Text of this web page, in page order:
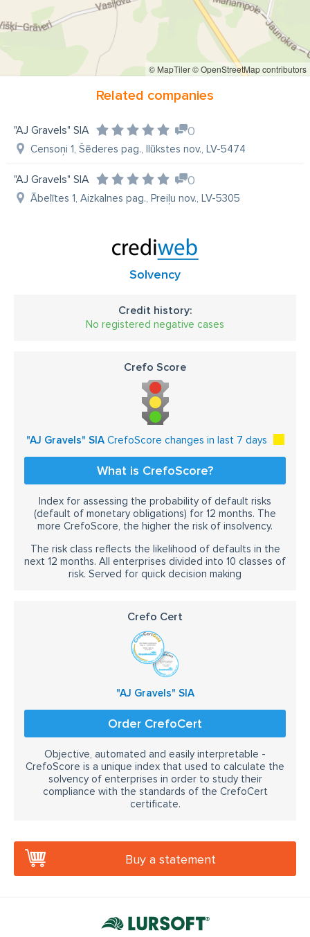
© MapTiler© OpenStreetMap contributors
Related companies
"AJ Gravels" SIA 0
Censoņi 1, Šēderes pag., Ilūkstes nov., LV-5474
"AJ Gravels" SIA 0
Ābelītes 1, Aizkalnes pag., Preiļu nov., LV-5305
Solvency
Credit history:
No registered negative cases
Crefo Score
"AJ Gravels" SIACrefoScore changes in last 7 days
What is CrefoScore?
Index for assessing the probability of default risks
(default of monetary obligations) for 12 months. The
more CrefoScore, the higher the risk of insolvency.
The risk class reflects the likelihood of defaults in the
next 12 months. All enterprises divided into 10 classes of
risk. Served for quick decision making
Crefo Cert
"AJ Gravels" SIA
Order CrefoCert
Objective, automated and easily interpretable -
CrefoScore is a unique index that used to calculate the
solvency of enterprises in order to study their
compliance with the standards of the CrefoCert
certificate.
Buy a statement